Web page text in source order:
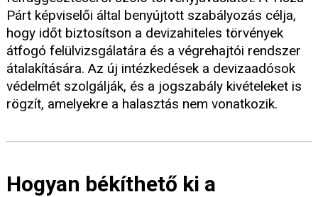
Párt képviselői által benyújtott szabályozás célja,
hogy időt biztosítson a devizahiteles törvények
átfogó felülvizsgálatára és a végrehajtói rendszer
átalakítására. Az új intézkedések a devizaadósok
védelmét szolgálják, és a jogszabály kivételeket is
rögzít, amelyekre a halasztás nem vonatkozik.
Hogyan békíthető ki a